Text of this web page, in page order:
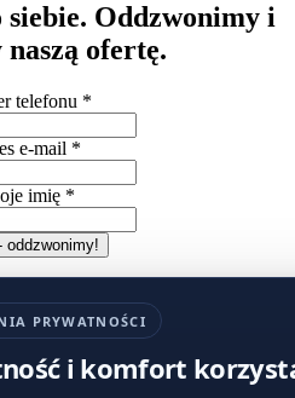
Oddzwonimy i
ofertę.
telefonu *
e-mail *
imię *
oddzwonimy!
PRYWATNOŚCI
i komfort
prywatności